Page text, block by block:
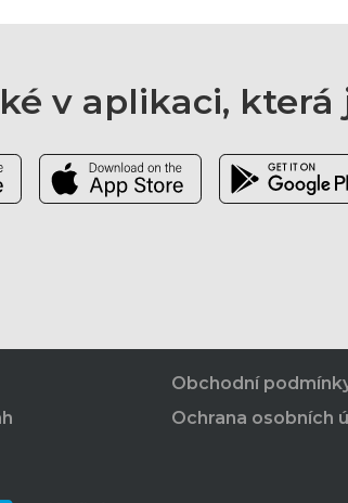
v aplikaci, která
Obchodní
Ochrana osobních